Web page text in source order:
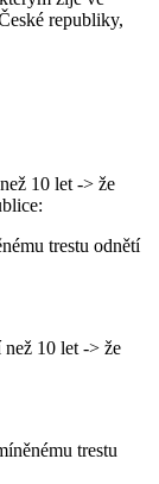
republiky,
10 let -> že
trestu odnětí
10 let -> že
trestu